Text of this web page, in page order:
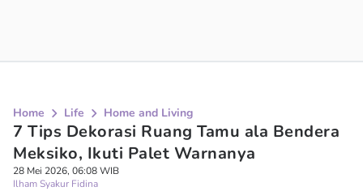
Home Life Home and Living
7 Tips Dekorasi Ruang Tamu ala Bendera
Meksiko, Ikuti Palet Warnanya
28 Mei 2026, 06:08 WIB
Ilham Syakur Fidina